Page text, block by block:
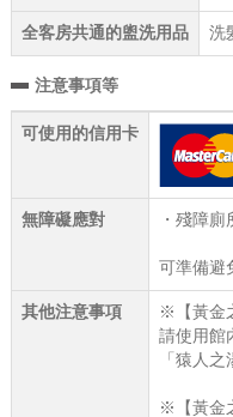
全客房共通的盥洗用品 洗
注意事項等
可使用的信用卡
無障礙應對 ・殘障
可準備避
其他注意事項
※【黃金
請使用館
「猿人
※【黃金